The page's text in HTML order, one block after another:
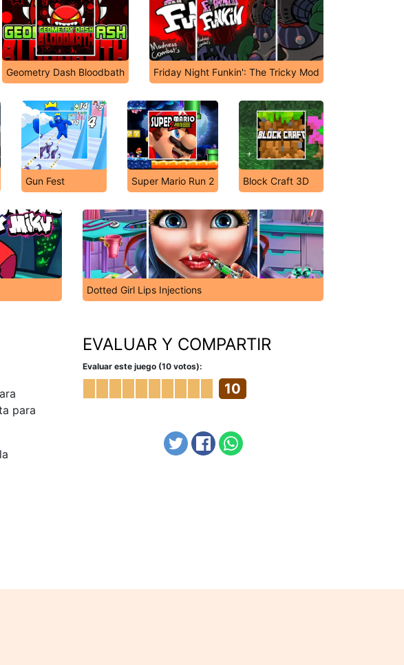
Geometry Dash Bloodbath Friday Night Funkin': The Tricky Mod
Gun Fest Super Mario Run 2 Block Craft 3D
Dotted Girl Lips Injections
para
EVALUAR Y COMPARTIR
Evaluar este juego (10 votos):
10